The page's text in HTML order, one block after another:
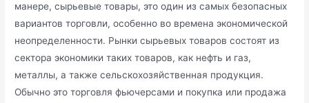
манере, сырьевые товары, это один из самых безопасных
вариантов торговли, особенно во времена экономической
неопределенности. Рынки сырьевых товаров состоят из
сектора экономики таких товаров, как нефть и газ,
металлы, а также сельскохозяйственная продукция.
Обычно это торговля фьючерсами и покупка или продажа